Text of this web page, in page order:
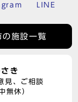
LINE
の施設一覧
き
見、ご相談
無休）